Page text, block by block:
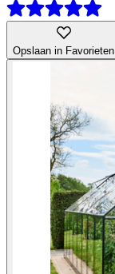
Opslaan in Favorieten